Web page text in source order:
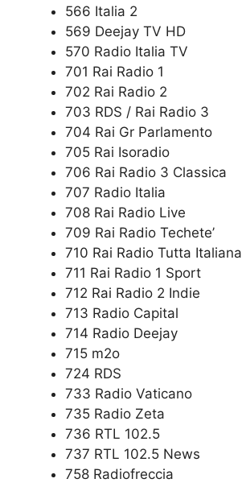
566 Italia 2
569 Deejay TV HD
570 Radio Italia TV
701 Rai Radio 1
702 Rai Radio 2
703 RDS / Rai Radio 3
704 Rai Gr Parlamento
705 Rai Isoradio
706 Rai Radio 3 Classica
707 Radio Italia
708 Rai Radio Live
709 Rai Radio Techete’
710 Rai Radio Tutta Italiana
711 Rai Radio 1 Sport
712 Rai Radio 2 Indie
713 Radio Capital
714 Radio Deejay
715 m2o
724 RDS
733 Radio Vaticano
735 Radio Zeta
736 RTL 102.5
737 RTL 102.5 News
758 Radiofreccia